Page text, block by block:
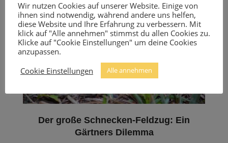
Der große Schnecken-Feldzug: Ein
Gärtners Dilemma
Wir nutzen Cookies auf unserer Website. Einige von
ihnen sind notwendig, während andere uns helfen,
diese Website und Ihre Erfahrung zu verbessern. Mit
klick auf "Alle annehmen" stimmst du allen Cookies zu.
Klicke auf "Cookie Einstellungen" um deine Cookies
anzupassen.
Cookie Einstellungen
Alle annehmen